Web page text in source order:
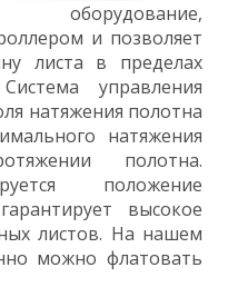
оборудование,
и позволяет
листа в пределах
управления
натяжения полотна
натяжения
полотна.
положение
высокое
листов. На нашем
можно флатовать